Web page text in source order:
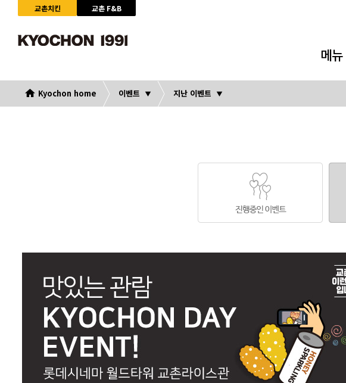
교촌치킨
교촌 F&B
메뉴
Kyochon home 이벤트 지난 이벤트